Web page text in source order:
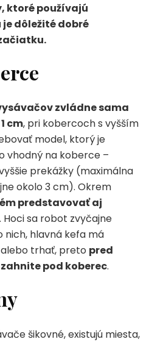
ktoré používajú
dôležité dobré
zvládne sama
cm, pri kobercoch s vyšším
model, ktorý je
vhodný na koberce –
prekážky (maximálna
okolo 3 cm). Okrem
predstavovať aj
. Hoci sa robot zvyčajne
nich, hlavná kefa má
trhať, preto pred
pod koberec.
šikovné, existujú miesta,